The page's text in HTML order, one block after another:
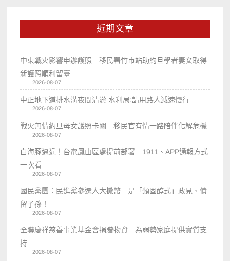
近期文章
中東戰火影響申辦護照 移民署竹市站助約旦學者妻女取得
新護照順利留臺
2026-08-07
中正地下道排水溝夜間清淤 水利局:請用路人減速慢行
2026-08-07
戰火無情約旦母女護照卡關 移民官有情一路陪伴化解危機
2026-08-07
白海豚逼近！台電鳳山區處提前部署 1911、APP通報方式
一次看
2026-08-07
國民黨團：民進黨參選人大撒幣 是「類固醇式」政見、債
留子孫！
2026-08-07
全聯慶祥慈善事業基金會捐贈物資 為弱勢家庭提供實質支
持
2026-08-07